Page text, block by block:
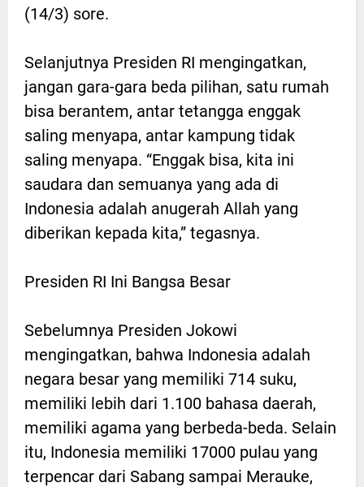
(14/3) sore.
Selanjutnya Presiden RI mengingatkan,
jangan gara-gara beda pilihan, satu rumah
bisa berantem, antar tetangga enggak
saling menyapa, antar kampung tidak
saling menyapa. “Enggak bisa, kita ini
saudara dan semuanya yang ada di
Indonesia adalah anugerah Allah yang
diberikan kepada kita,” tegasnya.
Presiden RI Ini Bangsa Besar
Sebelumnya Presiden Jokowi
mengingatkan, bahwa Indonesia adalah
negara besar yang memiliki 714 suku,
memiliki lebih dari 1.100 bahasa daerah,
memiliki agama yang berbeda-beda. Selain
itu, Indonesia memiliki 17000 pulau yang
terpencar dari Sabang sampai Merauke,